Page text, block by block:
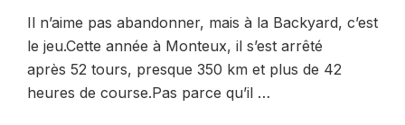
Il n’aime pas abandonner, mais à la Backyard, c’est
le jeu.Cette année à Monteux, il s’est arrêté
après 52 tours, presque 350 km et plus de 42
heures de course.Pas parce qu’il …